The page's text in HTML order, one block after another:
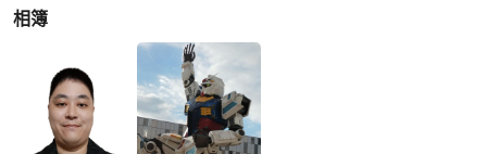
相簿